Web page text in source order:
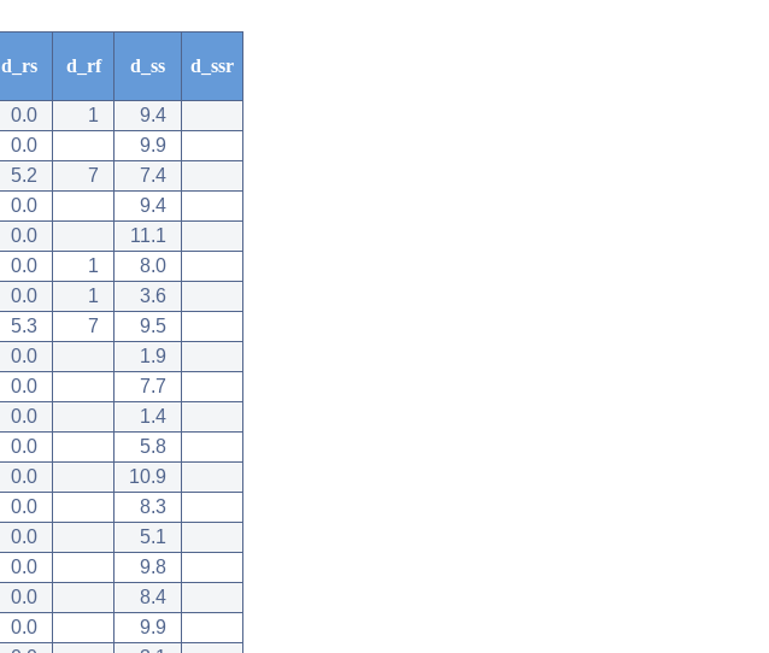
d_rs d_rf d_ss d_ssr
0.0 1
9.4
0.0
9.9
5.2 7
7.4
0.0
9.4
0.0
11.1
0.0 1
8.0
0.0 1
3.6
5.3 7
9.5
0.0
1.9
0.0
7.7
0.0
1.4
0.0
5.8
0.0
10.9
0.0
8.3
0.0
5.1
0.0
9.8
0.0
8.4
0.0
9.9